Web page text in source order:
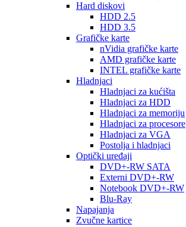
Hard diskovi
HDD 2.5
HDD 3.5
Grafičke karte
nVidia grafičke karte
AMD grafičke karte
INTEL grafičke karte
Hladnjaci
Hladnjaci za kućišta
Hladnjaci za HDD
Hladnjaci za memoriju
Hladnjaci za procesore
Hladnjaci za VGA
Postolja i hladnjaci
Optički uređaji
DVD+-RW SATA
Externi DVD+-RW
Notebook DVD+-RW
Blu-Ray
Napajanja
Zvučne kartice